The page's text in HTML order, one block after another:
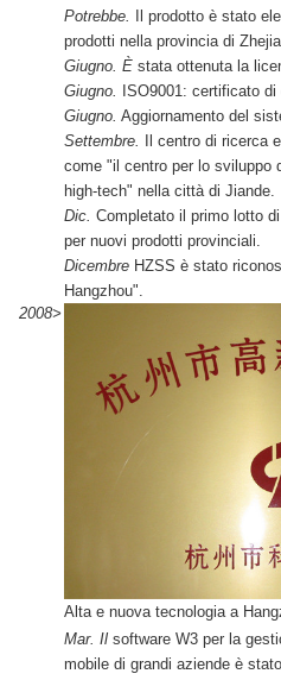
2008>
Potrebbe.
Il prodotto è stato
prodotti nella provincia di
Giugno. È stata ottenuta la
Giugno.
ISO9001: certificato di
Giugno. Aggiornamento del
Settembre.
Il centro di ricerca
come "il centro per lo sviluppo
high-tech" nella città di Jiande.
Dic. Completato il primo lotto
per nuovi prodotti provinciali.
Dicembre HZSS è stato
Hangzhou".
Alta e nuova tecnologia a
Mar. Il software W3 per la
mobile di grandi aziende è